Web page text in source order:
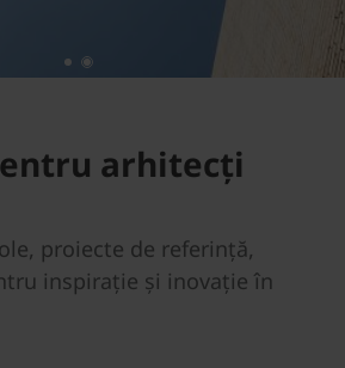
arhitecți
proiecte de referință,
inspirație și inovație în